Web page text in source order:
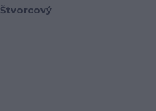
Štvorcový